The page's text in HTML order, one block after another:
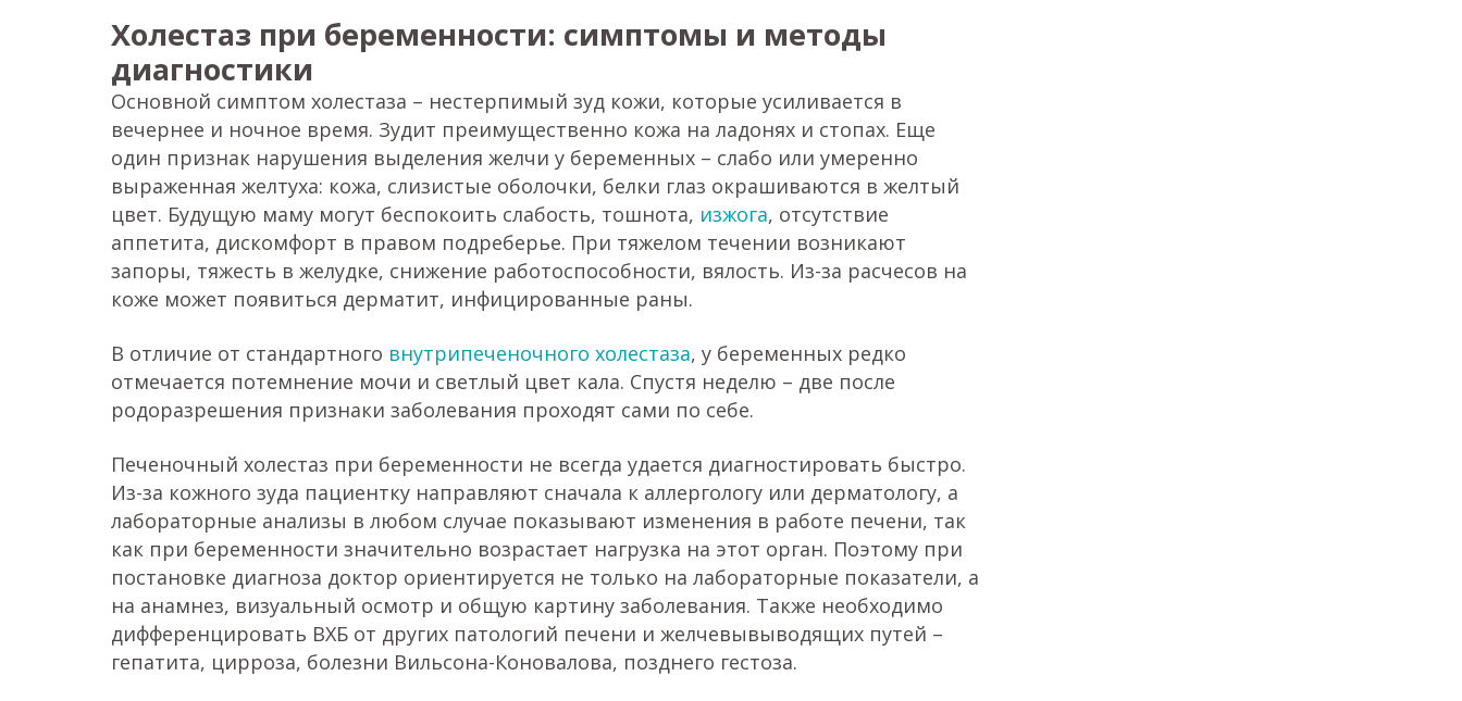
Холестаз при беременности: симптомы и методы
диагностики
Основной симптом холестаза – нестерпимый зуд кожи, которые усиливается в
вечернее и ночное время. Зудит преимущественно кожа на ладонях и стопах. Еще
один признак нарушения выделения желчи у беременных – слабо или умеренно
выраженная желтуха: кожа, слизистые оболочки, белки глаз окрашиваются в желтый
цвет. Будущую маму могут беспокоить слабость, тошнота, изжога, отсутствие
аппетита, дискомфорт в правом подреберье. При тяжелом течении возникают
запоры, тяжесть в желудке, снижение работоспособности, вялость. Из-за расчесов на
коже может появиться дерматит, инфицированные раны.
В отличие от стандартного внутрипеченочного холестаза, у беременных редко
отмечается потемнение мочи и светлый цвет кала. Спустя неделю – две после
родоразрешения признаки заболевания проходят сами по себе.
Печеночный холестаз при беременности не всегда удается диагностировать быстро.
Из-за кожного зуда пациентку направляют сначала к аллергологу или дерматологу, а
лабораторные анализы в любом случае показывают изменения в работе печени, так
как при беременности значительно возрастает нагрузка на этот орган. Поэтому при
постановке диагноза доктор ориентируется не только на лабораторные показатели, а
на анамнез, визуальный осмотр и общую картину заболевания. Также необходимо
дифференцировать ВХБ от других патологий печени и желчевывыводящих путей –
гепатита, цирроза, болезни Вильсона-Коновалова, позднего гестоза.